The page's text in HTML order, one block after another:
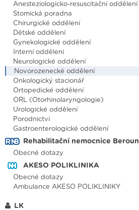
Anesteziologicko-resuscitační oddělení
Stomická poradna
Chirurgické oddělení
Dětské oddělení
Gynekologické oddělení
Interní oddělení
Neurologické oddělení
Novorozenecké oddělení
Onkologický stacionář
Ortopedické oddělení
ORL (Otorhinolaryngologie)
Urologické oddělení
Porodnictví
Gastroenterologické oddělení
Rehabilitační nemocnice Beroun
Obecné dotazy
AKESO POLIKLINIKA
Obecné dotazy
Ambulance AKESO POLIKLINIKY
LK